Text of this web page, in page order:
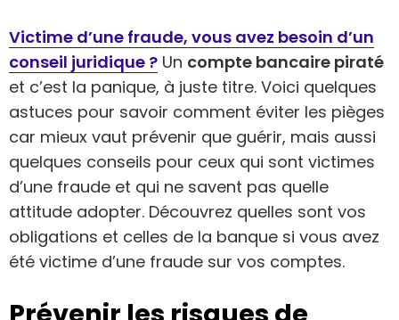
Victime d’une fraude, vous avez besoin d’un
conseil juridique ? Un compte bancaire piraté
et c’est la panique, à juste titre. Voici quelques
astuces pour savoir comment éviter les pièges
car mieux vaut prévenir que guérir, mais aussi
quelques conseils pour ceux qui sont victimes
d’une fraude et qui ne savent pas quelle
attitude adopter. Découvrez quelles sont vos
obligations et celles de la banque si vous avez
été victime d’une fraude sur vos comptes.